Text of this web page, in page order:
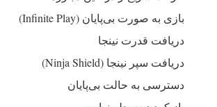
بازی به صورت بی‌پایان (Infinite Play)
دریافت قدرت نینجا
دریافت سپر نینجا (Ninja Shield)
دسترسی به حالت بی‌پایان